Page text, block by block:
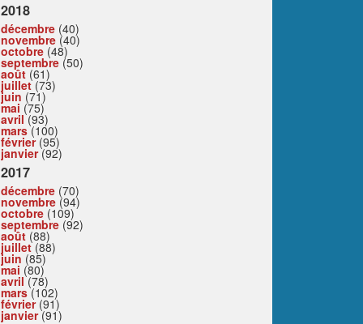
2018
décembre (40)
novembre (40)
octobre (48)
septembre (50)
août (61)
juillet(73)
juin (71)
mai (75)
avril(93)
mars(100)
février(95)
janvier(92)
2017
décembre (70)
novembre (94)
octobre (109)
septembre (92)
août (88)
juillet(88)
juin (85)
mai (80)
avril(78)
mars(102)
février(91)
janvier(91)